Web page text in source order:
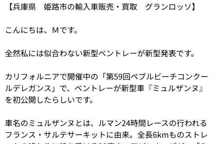
【兵庫県 姫路市の輸入車販売・買取 グランロッソ】
こんにちは、Ｍです。
全然私には似合わない新型ベントレーが新型発表です。
カリフォルニアで開催中の「第59回ペブルビーチコンクー
ルデレガンス」で、ベントレーが新型車『ミュルザンヌ』
を初公開したらしいです。
車名のミュルザンヌとは、ルマン24時間レースの行われる
フランス・サルテサーキットに由来。全長6kmものストレ